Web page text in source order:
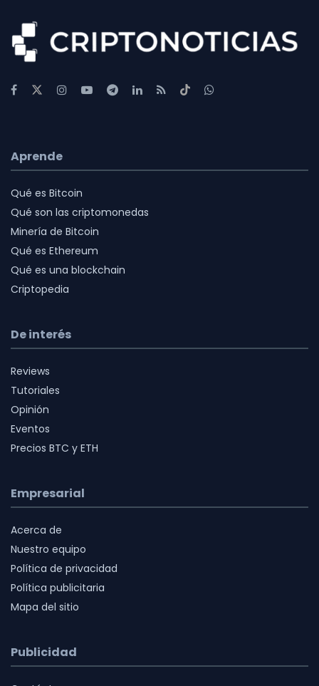
Aprende
Qué es Bitcoin
Qué son las criptomonedas
Minería de Bitcoin
Qué es Ethereum
Qué es una blockchain
Criptopedia
De interés
Reviews
Tutoriales
Opinión
Eventos
Precios BTC y ETH
Empresarial
Acerca de
Nuestro equipo
Política de privacidad
Política publicitaria
Mapa del sitio
Publicidad